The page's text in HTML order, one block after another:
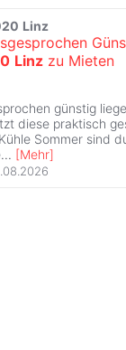
Linz
Linz zu Mieten
günstig
diese praktisch
Sommer sind
... [Mehr]